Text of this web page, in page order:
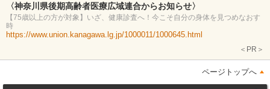
〈神奈川県後期高齢者医療広域連合からお知らせ〉
【75歳以上の方が対象】いざ、健康診査へ！今こそ自分の身体を見つめなおす
時
https://www.union.kanagawa.lg.jp/1000011/1000645.html
＜PR＞
ページトップへ